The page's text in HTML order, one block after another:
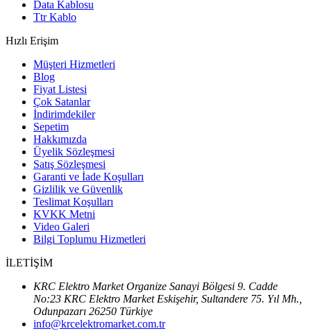
Data Kablosu
Ttr Kablo
Hızlı Erişim
Müşteri Hizmetleri
Blog
Fiyat Listesi
Çok Satanlar
İndirimdekiler
Sepetim
Hakkımızda
Üyelik Sözleşmesi
Satış Sözleşmesi
Garanti ve İade Koşulları
Gizlilik ve Güvenlik
Teslimat Koşulları
KVKK Metni
Video Galeri
Bilgi Toplumu Hizmetleri
İLETİŞİM
KRC Elektro Market Organize Sanayi Bölgesi 9. Cadde
No:23 KRC Elektro Market Eskişehir, Sultandere 75. Yıl Mh.,
Odunpazarı 26250 Türkiye
info@krcelektromarket.com.tr